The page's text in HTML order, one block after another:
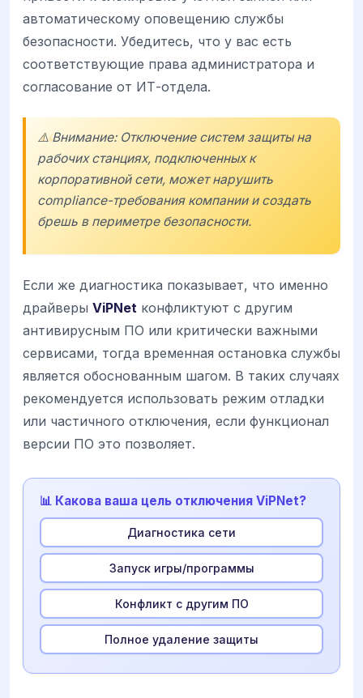
автоматическому оповещению службы
безопасности. Убедитесь, что у вас есть
соответствующие права администратора и
согласование от ИТ-отдела.
⚠️ Внимание: Отключение систем защиты на
рабочих станциях, подключенных к
корпоративной сети, может нарушить
compliance-требования компании и создать
брешь в периметре безопасности.
Если же диагностика показывает, что именно
драйверы ViPNet конфликтуют с другим
антивирусным ПО или критически важными
сервисами, тогда временная остановка службы
является обоснованным шагом. В таких случаях
рекомендуется использовать режим отладки
или частичного отключения, если функционал
версии ПО это позволяет.
📊 Какова ваша цель отключения ViPNet?
Диагностика сети
Запуск игры/программы
Конфликт с другим ПО
Полное удаление защиты